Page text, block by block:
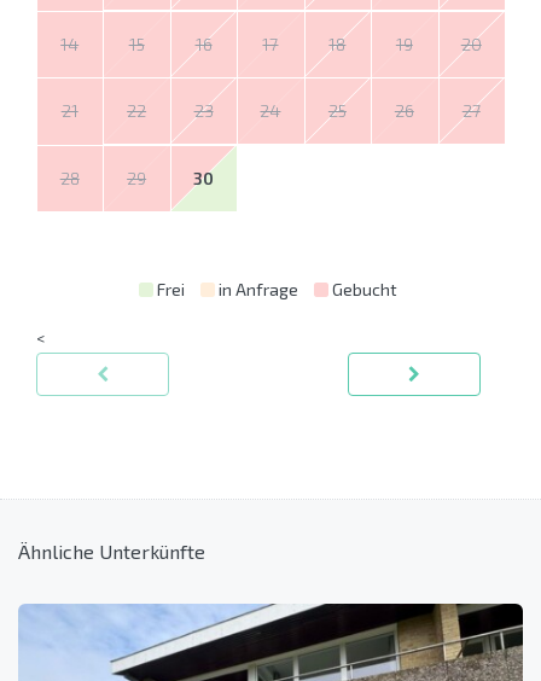
14 15 16 17 18 19 20
21 22 23 24 25 26 27
28 29 30
Frei in Anfrage Gebucht
<
Ähnliche Unterkünfte